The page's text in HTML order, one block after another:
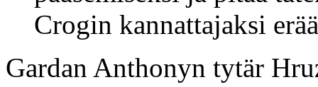
Crogin kannattajaksi
Gardan Anthonyn tytär